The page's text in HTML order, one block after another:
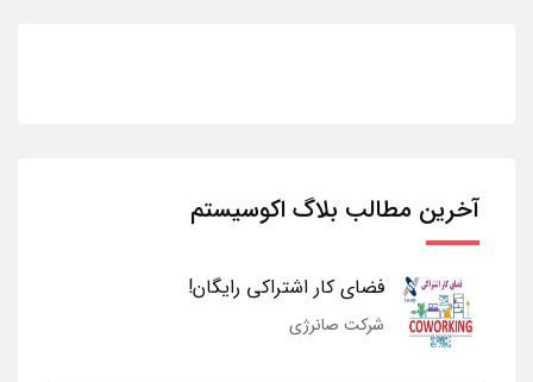
آخرین مطالب بلاگ اکوسیستم
فضای کار اشتراکی رایگان!
شرکت صانرژی